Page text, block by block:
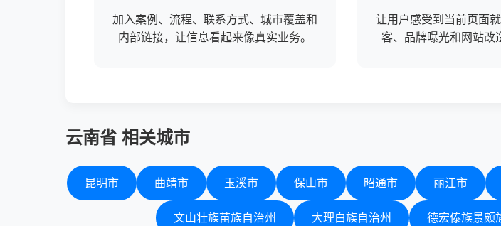
加入案例、流程、联系方式、城市覆盖和
内部链接，让信息看起来像真实业务。
让用户感受到当前页面
客、品牌曝光和网站改
云南省 相关城市
昆明市 曲靖市 玉溪市 保山市 昭通市 丽江市
文山壮族苗族自治州 大理白族自治州 德宏傣族景颇